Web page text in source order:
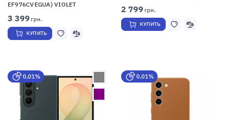
EF976CVEGUA) VIOLET
3 399 грн.
КУПИТЬ
2 799 грн.
КУПИТЬ
0,01% 0,01%